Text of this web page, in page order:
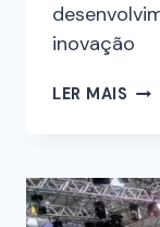
inovação
LER MAIS